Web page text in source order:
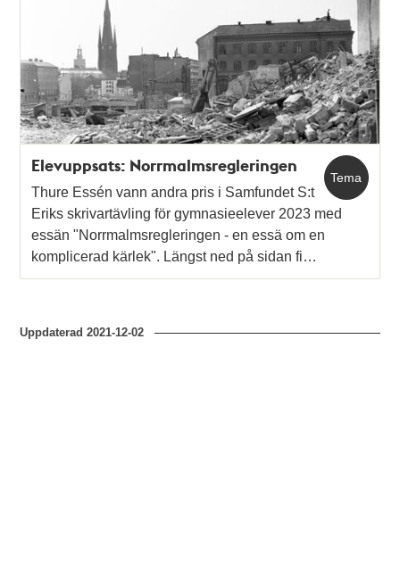
teman
Tema
Elevuppsats: Norrmalmsregleringen
Thure Essén vann andra pris i Samfundet S:t
Eriks skrivartävling för gymnasieelever 2023 med
essän "Norrmalmsregleringen - en essä om en
komplicerad kärlek". Längst ned på sidan fi…
Uppdaterad2021-12-02